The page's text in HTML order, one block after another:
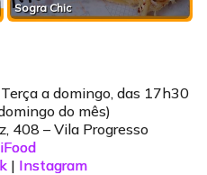
Sogra Chic
a domingo, das 17h30
do mês)
408 – Vila Progresso
iFood
| Instagram